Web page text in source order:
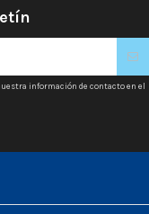
información de contacto en el